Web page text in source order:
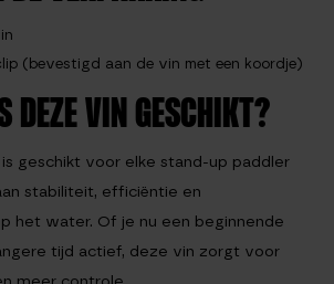
(bevestigd aan de vin met een koordje)
DEZE VIN GESCHIKT?
is geschikt voor elke stand-up paddler
stabiliteit, efficiëntie en
het water. Of je nu een beginnende
tijd actief, deze vin zorgt voor